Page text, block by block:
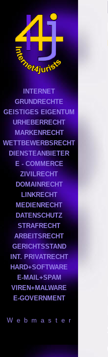
INTERNET
GRUNDRECHTE
GEISTIGES EIGENTUM
URHEBERRECHT
MARKENRECHT
WETTBEWERBSRECHT
DIENSTEANBIETER
E - COMMERCE
ZIVILRECHT
DOMAINRECHT
LINKRECHT
MEDIENRECHT
DATENSCHUTZ
STRAFRECHT
ARBEITSRECHT
GERICHTSSTAND
INT. PRIVATRECHT
HARD+SOFTWARE
E-MAIL+SPAM
VIREN+MALWARE
E-GOVERNMENT
W e b m a s t e r